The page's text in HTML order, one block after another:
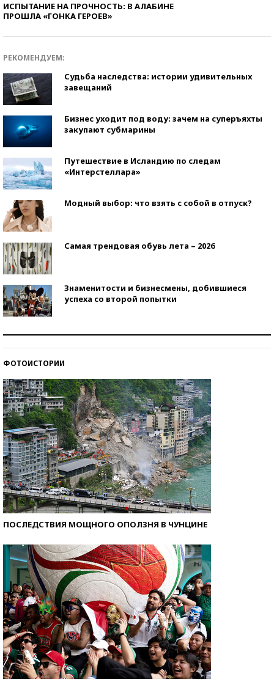
ИСПЫТАНИЕ НА ПРОЧНОСТЬ: В АЛАБИНЕ
ПРОШЛА «ГОНКА ГЕРОЕВ»
РЕКОМЕНДУЕМ:
Судьба наследства: истории удивительных
завещаний
Бизнес уходит под воду: зачем на суперъяхты
закупают субмарины
Путешествие в Исландию по следам
«Интерстеллара»
Модный выбор: что взять с собой в отпуск?
Самая трендовая обувь лета – 2026
Знаменитости и бизнесмены, добившиеся
успеха со второй попытки
ФОТОИСТОРИИ
ПОСЛЕДСТВИЯ МОЩНОГО ОПОЛЗНЯ В ЧУНЦИНЕ